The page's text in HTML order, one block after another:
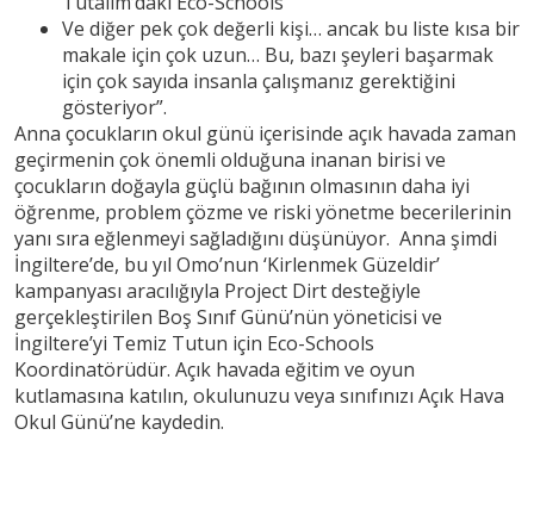
Ve diğer pek çok değerli kişi… ancak bu liste kısa bir
makale için çok uzun… Bu, bazı şeyleri başarmak
için çok sayıda insanla çalışmanız gerektiğini
gösteriyor”.
Anna çocukların okul günü içerisinde açık havada zaman
geçirmenin çok önemli olduğuna inanan birisi ve
çocukların doğayla güçlü bağının olmasının daha iyi
öğrenme, problem çözme ve riski yönetme becerilerinin
yanı sıra eğlenmeyi sağladığını düşünüyor. Anna şimdi
İngiltere’de, bu yıl Omo’nun ‘Kirlenmek Güzeldir’
kampanyası aracılığıyla Project Dirt desteğiyle
gerçekleştirilen Boş Sınıf Günü’nün yöneticisi ve
İngiltere’yi Temiz Tutun için Eco-Schools
Koordinatörüdür. Açık havada eğitim ve oyun
kutlamasına katılın, okulunuzu veya sınıfınızı Açık Hava
Okul Günü’ne kaydedin.